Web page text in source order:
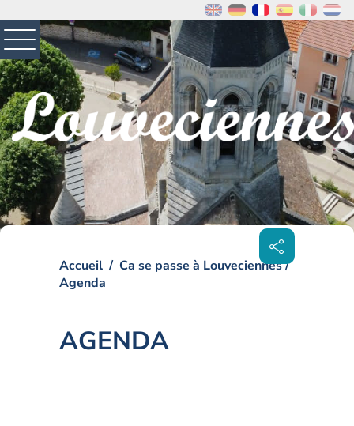
MENU
PRINCIPAL
Visiter la page accueil du site de Louveciennes
Accueil
Ca se passe à Louveciennes
Agenda
Partager
sur les
réseaux
sociaux
AGENDA